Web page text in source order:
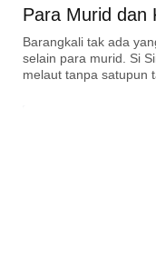
Para Murid dan
Barangkali tak ada
selain para murid. Si
melaut tanpa satupun